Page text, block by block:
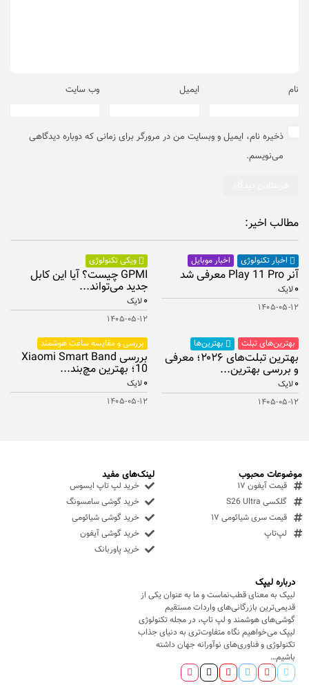
نام ایمیل وب‌ سایت
ذخیره نام، ایمیل و وبسایت من در مرورگر برای زمانی که دوباره دیدگاهی
می‌نویسم.
مطالب اخیر:
اخبار تکنولوژی اخبار موبایل
آنر Play 11 Pro معرفی شد
۰لایک
۱۴۰۵-۰۵-۱۲
ویکی تکنولوژی
GPMI چیست؟ آیا این کابل
جدید می‌تواند...
۰لایک
۱۴۰۵-۰۵-۱۲
بهترین‌های تبلت
بهترین‌ها
بهترین تبلت‌های ۲۰۲۶؛ معرفی
و بررسی بهترین...
۰لایک
۱۴۰۵-۰۵-۱۲
بررسی و مقایسه ساعت هوشمند
بررسی Xiaomi Smart Band
10؛ بهترین مچ‌بند...
۰لایک
۱۴۰۵-۰۵-۱۲
درباره لیپک
لیپک به معنای قطب‌نماست و ما به عنوان یکی از
قدیمی‌ترین بازرگانی‌های واردات مستقیم
گوشی‌های هوشمند و لپ تاپ، در مجله تکنولوژی
لیپک می‌خواهیم نگاه متفاوت‌تری به دنیای جذاب
تکنولوژی و فناوری‌های نوآورانه جهان داشته
باشیم…
موضوعات محبوب
قیمت آیفون ۱۷
گلکسی S26 Ultra
قیمت سری شیائومی ۱۷
لپ‌تاپ
لینک‌های مفید
خرید لپ تاپ ایسوس
خرید گوشی سامسونگ
خرید گوشی شیائومی
خرید گوشی آیفون
خرید پاوربانک